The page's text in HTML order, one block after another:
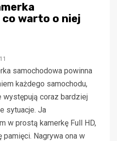
warto o niej
samochodowa powinna
każdego samochodu,
występują coraz bardziej
sytuacje. Ja
w prostą kamerkę Full HD,
pamięci. Nagrywa ona w